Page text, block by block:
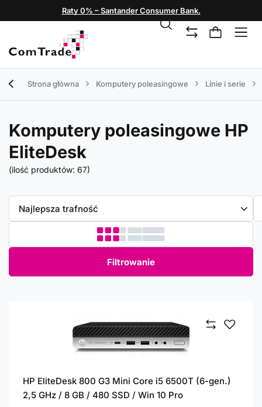
Raty 0% – Santander Consumer Bank.
Strona główna Komputery poleasingowe Linie i serie
Komputery poleasingowe HP
EliteDesk
(ilość produktów: 67)
Zmień sortowanie
Najlepsza trafność
Filtrowanie
HP EliteDesk 800 G3 Mini Core i5 6500T (6-gen.)
2,5 GHz / 8 GB / 480 SSD / Win 10 Pro